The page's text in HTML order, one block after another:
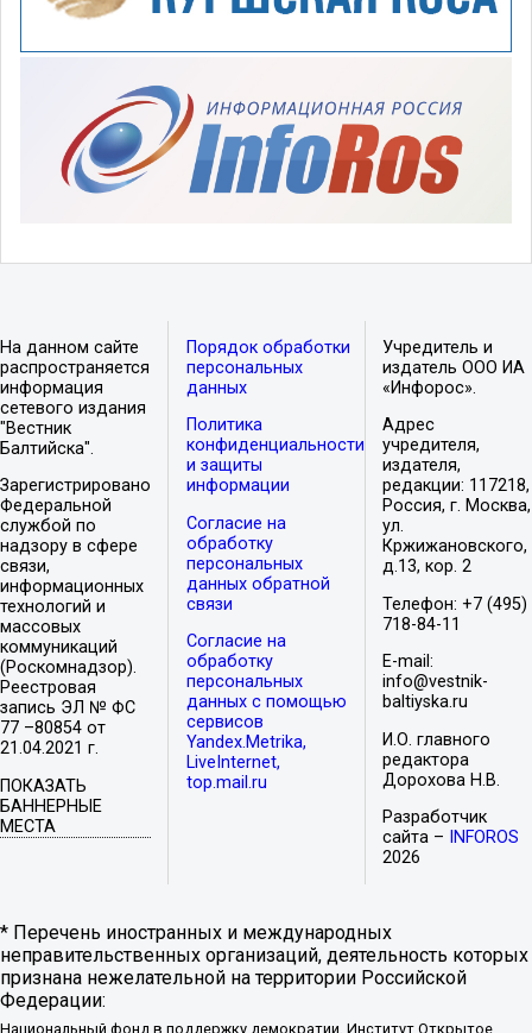
На данном сайте
распространяется
информация
сетевого издания
"Вестник
Балтийска".
Зарегистрировано
Федеральной
службой по
надзору в сфере
связи,
информационных
технологий и
массовых
коммуникаций
(Роскомнадзор).
Реестровая
запись ЭЛ № ФС
77 –80854 от
21.04.2021 г.
ПОКАЗАТЬ
БАННЕРНЫЕ
МЕСТА
Порядок обработки
персональных
данных
Политика
конфиденциальности
и защиты
информации
Согласие на
обработку
персональных
данных обратной
связи
Согласие на
обработку
персональных
данных с помощью
сервисов
Yandex.Metrika,
LiveInternet,
top.mail.ru
Учредитель и
издатель ООО ИА
«Инфорос».
Адрес
учредителя,
издателя,
редакции: 117218,
Россия, г. Москва,
ул.
Кржижановского,
д.13, кор. 2
Телефон: +7 (495)
718-84-11
E-mail:
info@vestnik-
baltiyska.ru
И.О. главного
редактора
Дорохова Н.В.
Разработчик
сайта –
INFOROS
2026
* Перечень иностранных и международных
неправительственных организаций, деятельность которых
признана нежелательной на территории Российской
Федерации:
Национальный фонд в поддержку демократии, Институт Открытое